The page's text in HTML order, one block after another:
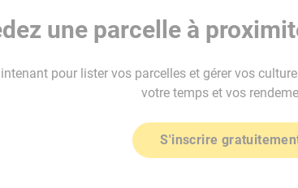
une parcelle à
pour lister vos parcelles et gérer vos
votre temps et vos
S'inscrire